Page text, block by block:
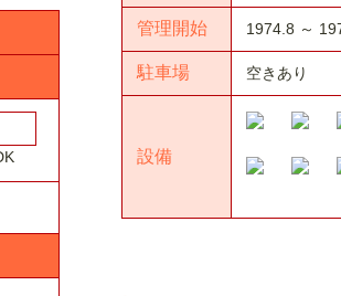
管理開始 1974.8 ～
駐車場 空きあり
設備